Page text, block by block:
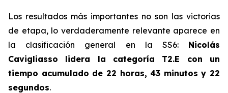
Los resultados más importantes no son las victorias
de etapa, lo verdaderamente relevante aparece en
la clasificación general en la SS6: Nicolás
Cavigliasso lidera la categoría T2.E con un
tiempo acumulado de 22 horas, 43 minutos y 22
segundos.